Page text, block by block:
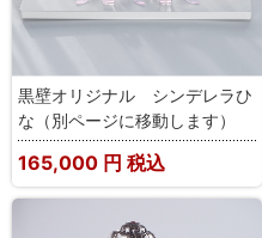
黒壁オリジナル シンデレラひ
な（別ページに移動します）
165,000 円 税込